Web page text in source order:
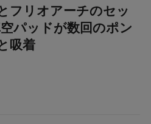
フリオアーチのセッ
パッドが数回のポン
吸着